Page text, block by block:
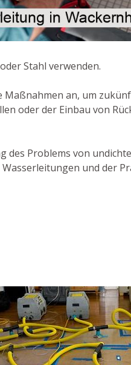
Stahl verwenden.
an, um
oder der Einbau von
Problems von
und der